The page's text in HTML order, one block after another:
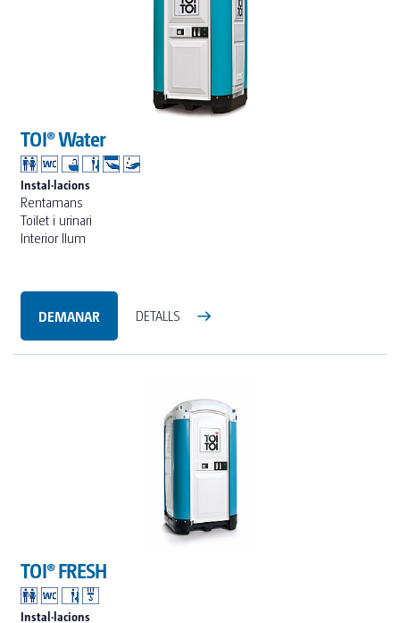
TOI® Water
Instal·lacions
Rentamans
Toilet i urinari
Interior llum
DEMANAR DETALLS
TOI® FRESH
Instal·lacions